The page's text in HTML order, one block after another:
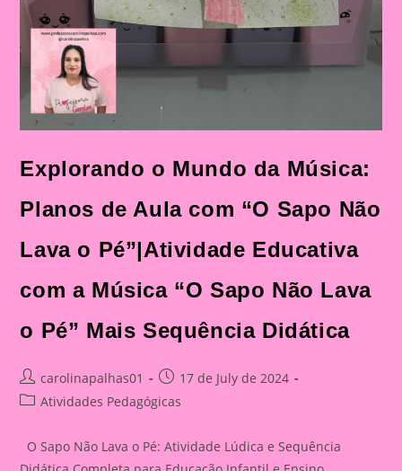
Explorando o Mundo da Música:
Planos de Aula com “O Sapo Não
Lava o Pé”|Atividade Educativa
com a Música “O Sapo Não Lava
o Pé” Mais Sequência Didática
Post
author:
carolinapalhas01
Post
published:
17 de July de 2024
PostAtividades Pedagógicas
O Sapo Não Lava o Pé: Atividade Lúdica e Sequência